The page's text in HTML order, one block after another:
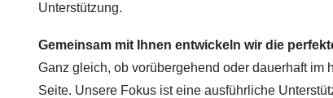
Unterstützung.
Gemeinsam mit Ihnen entwickeln wir die
Ganz gleich, ob vorübergehend oder dauerhaft im
Seite. Unsere Fokus ist eine ausführliche